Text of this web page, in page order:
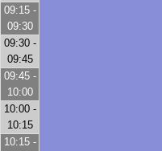
09:15 -
09:30
09:30 -
09:45
09:45 -
10:00
10:00 -
10:15
10:15 -